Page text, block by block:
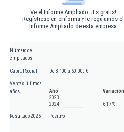
Ve el Informe Ampliado. ¡Es gratis!
Regístrese en eInforma y le regalamos el
Informe Ampliado de esta empresa
Número de
empleados
Capital Social De 3.100 a 60.000 €
Ventas últimos
años
Año
Variación
2023
2024
6,17 %
Resultado 2025 Positivo